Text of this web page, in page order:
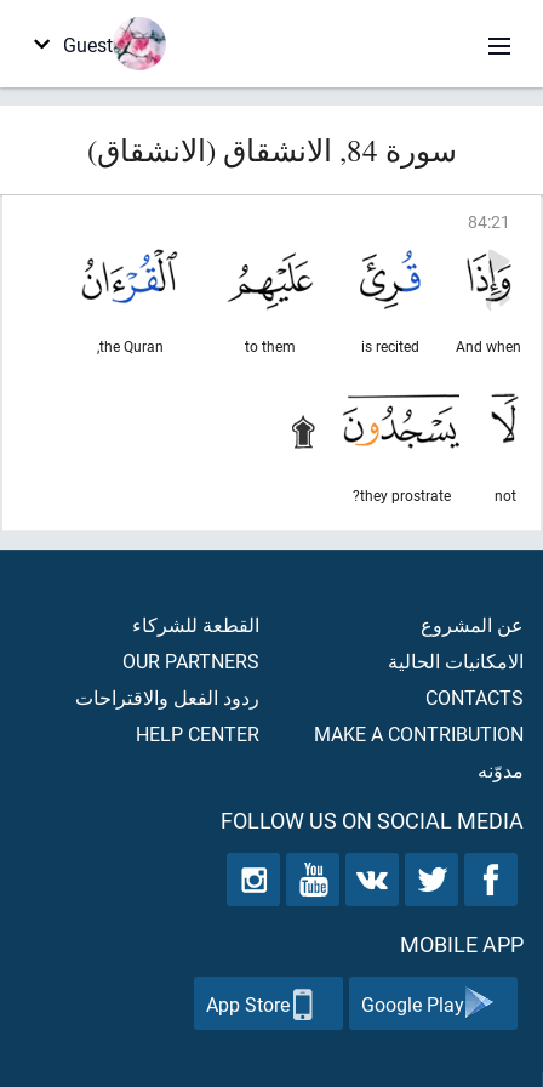
Guest
سورة 84, الانشقاق (الانشقاق)
84:21
And when
is recited
to them
the Quran,
not
they prostrate?
عن المشروع
الامكانيات الحالية
CONTACTS
MAKE A CONTRIBUTION
مدوّنه
القطعة للشركاء
OUR PARTNERS
ردود الفعل والاقتراحات
HELP CENTER
FOLLOW US ON SOCIAL MEDIA
MOBILE APP
Google Play
App Store